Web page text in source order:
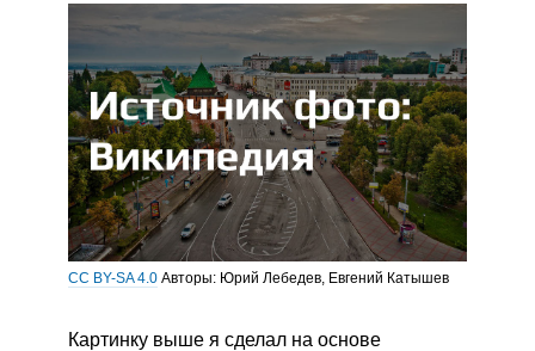
CC BY-SA 4.0 Авторы: Юрий Лебедев, Евгений Катышев
Картинку выше я сделал на основе